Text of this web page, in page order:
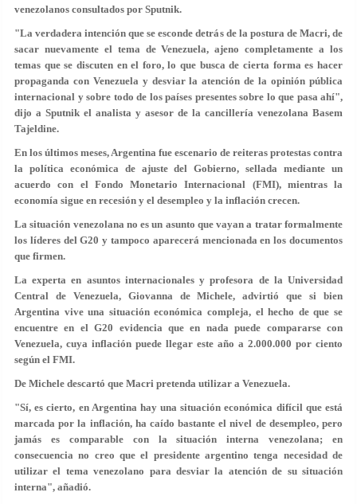
venezolanos consultados por Sputnik.
"La verdadera intención que se esconde detrás de la postura de Macri, de
sacar nuevamente el tema de Venezuela, ajeno completamente a los
temas que se discuten en el foro, lo que busca de cierta forma es hacer
propaganda con Venezuela y desviar la atención de la opinión pública
internacional y sobre todo de los países presentes sobre lo que pasa ahí",
dijo a Sputnik el analista y asesor de la cancillería venezolana Basem
Tajeldine.
En los últimos meses, Argentina fue escenario de reiteras protestas contra
la política económica de ajuste del Gobierno, sellada mediante un
acuerdo con el Fondo Monetario Internacional (FMI), mientras la
economía sigue en recesión y el desempleo y la inflación crecen.
La situación venezolana no es un asunto que vayan a tratar formalmente
los líderes del G20 y tampoco aparecerá mencionada en los documentos
que firmen.
La experta en asuntos internacionales y profesora de la Universidad
Central de Venezuela, Giovanna de Michele, advirtió que si bien
Argentina vive una situación económica compleja, el hecho de que se
encuentre en el G20 evidencia que en nada puede compararse con
Venezuela, cuya inflación puede llegar este año a 2.000.000 por ciento
según el FMI.
De Michele descartó que Macri pretenda utilizar a Venezuela.
"Sí, es cierto, en Argentina hay una situación económica difícil que está
marcada por la inflación, ha caído bastante el nivel de desempleo, pero
jamás es comparable con la situación interna venezolana; en
consecuencia no creo que el presidente argentino tenga necesidad de
utilizar el tema venezolano para desviar la atención de su situación
interna", añadió.